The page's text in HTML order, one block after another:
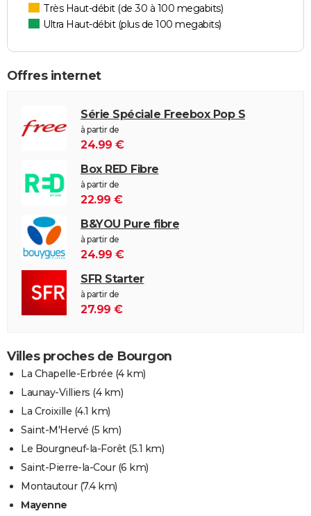
Très Haut-débit (de 30 à 100 megabits)
Ultra Haut-débit (plus de 100 megabits)
Offres internet
Série Spéciale Freebox Pop S
à partir de
24.99 €
Box RED Fibre
à partir de
22.99 €
B&YOU Pure fibre
à partir de
24.99 €
SFR Starter
à partir de
27.99 €
Villes proches de Bourgon
La Chapelle-Erbrée (4 km)
Launay-Villiers (4 km)
La Croixille (4.1 km)
Saint-M'Hervé (5 km)
Le Bourgneuf-la-Forêt(5.1 km)
Saint-Pierre-la-Cour(6 km)
Montautour(7.4 km)
Mayenne